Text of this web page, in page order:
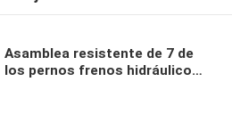
Asamblea resistente de 7 de
los pernos frenos hidráulicos